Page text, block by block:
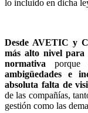
lo incluido en dicha
Desde AVETIC y
más alto nivel para
normativa porque
ambigüedades e
absoluta falta de
de las compañías,
gestión como las